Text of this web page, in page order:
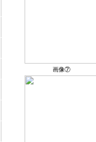
画像⑦